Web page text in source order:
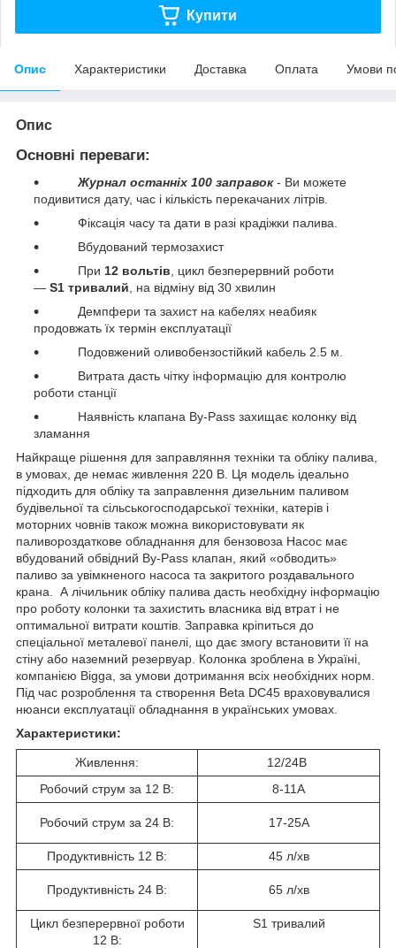
Купити
Опис Характеристики Доставка Оплата Умови
Опис
Основні переваги:
Журнал останніх 100 заправок- Ви можете
подивитися дату, час і кількість перекачаних літрів.
Фіксація часу та дати в разі крадіжки палива.
Вбудований термозахист
При 12 вольтів , цикл безперервний роботи
— S1 тривалий , на відміну від 30 хвилин
Демпфери та захист на кабелях неабияк
продовжать їх термін експлуатації
Подовжений оливобензостійкий кабель 2.5 м.
Витрата дасть чітку інформацію для контролю
роботи станції
Наявність клапана By-Pass захищає колонку від
зламання
Найкраще рішення для заправляння техніки та обліку палива,
в умовах, де немає живлення 220 В. Ця модель ідеально
підходить для обліку та заправлення дизельним паливом
будівельної та сільськогосподарської техніки, катерів і
моторних човнів також можна використовувати як
паливороздаткове обладнання для бензовоза Насос має
вбудований обвідний By-Pass клапан, який «обводить»
паливо за увімкненого насоса та закритого роздавального
крана. А лічильник обліку палива дасть необхідну інформацію
про роботу колонки та захистить власника від втрат і не
оптимальної витрати коштів. Заправка кріпиться до
спеціальної металевої панелі, що дає змогу встановити її на
стіну або наземний резервуар. Колонка зроблена в Україні,
компанією Bigga, за умови дотримання всіх необхідних норм.
Під час розроблення та створення Beta DC45 враховувалися
нюанси експлуатації обладнання в українських умовах.
Характеристики:
Живлення:
12/24В
Робочий струм за 12 В:
8-11А
Робочий струм за 24 В: 17-25А
Продуктивність 12 В: 45 л/хв
Продуктивність 24 В: 65 л/хв
Цикл безперервної роботи
12 В:
S1 тривалий